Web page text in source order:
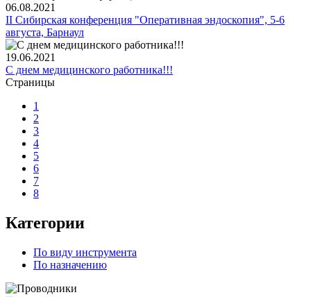
06.08.2021
II Сибирская конференция "Оперативная эндоскопия", 5-6
августа, Барнаул
19.06.2021
С днем медицинского работника!!!
Страницы
1
2
3
4
5
6
7
8
Категории
По виду инструмента
По назначению